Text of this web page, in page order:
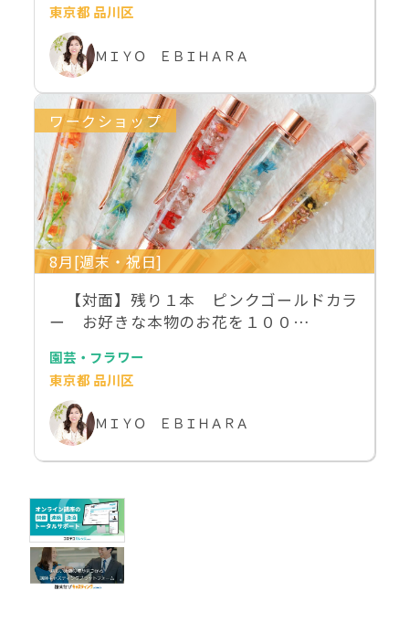
東京都 品川区
ＭＩＹＯ ＥＢＩＨＡＲＡ
ワークショップ
8月[週末・祝日]
【対面】残り１本 ピンクゴールドカラ
ー お好きな本物のお花を１００…
園芸・フラワー
東京都 品川区
ＭＩＹＯ ＥＢＩＨＡＲＡ